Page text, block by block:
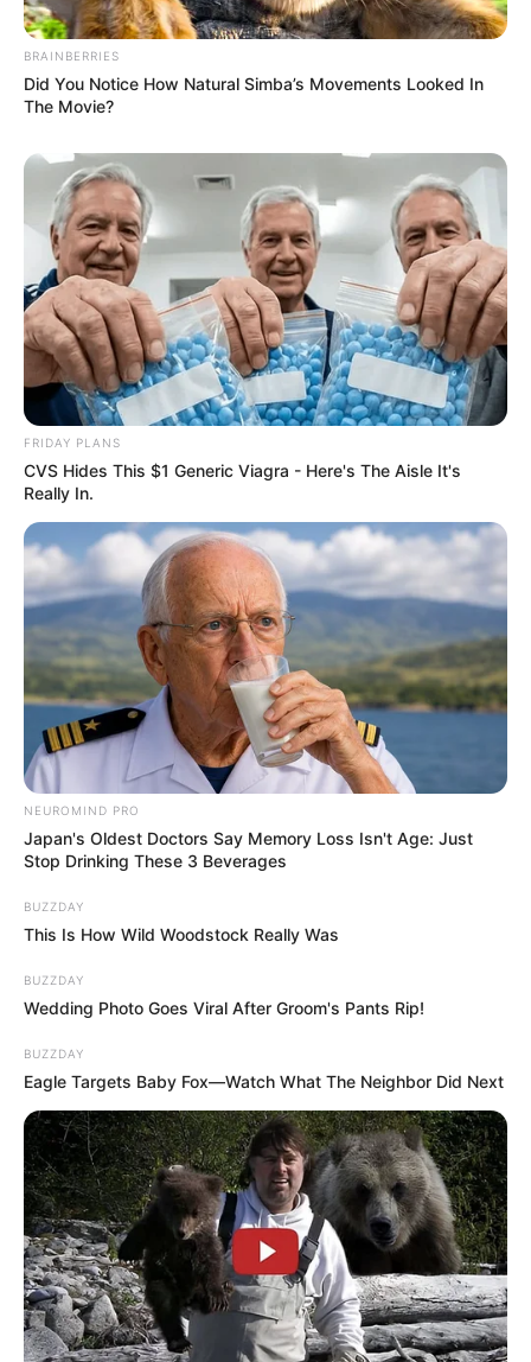
BRAINBERRIES
Did You Notice How Natural Simba’s Movements Looked In
The Movie?
FRIDAY PLANS
CVS Hides This $1 Generic Viagra - Here's The Aisle It's
Really In.
NEUROMIND PRO
Japan's Oldest Doctors Say Memory Loss Isn't Age: Just
Stop Drinking These 3 Beverages
BUZZDAY
This Is How Wild Woodstock Really Was
BUZZDAY
Wedding Photo Goes Viral After Groom's Pants Rip!
BUZZDAY
Eagle Targets Baby Fox—Watch What The Neighbor Did Next